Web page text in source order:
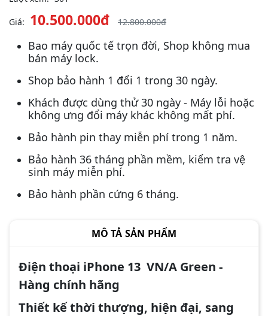
Giá: 10.500.000đ 12.800.000đ
Bao máy quốc tế trọn đời, Shop không mua
bán máy lock.
Shop bảo hành 1 đổi 1 trong 30 ngày.
Khách được dùng thử 30 ngày - Máy lỗi hoặc
không ưng đổi máy khác không mất phí.
Bảo hành pin thay miễn phí trong 1 năm.
Bảo hành 36 tháng phần mềm, kiểm tra vệ
sinh máy miễn phí.
Bảo hành phần cứng 6 tháng.
MÔ TẢ SẢN PHẨM
Điện thoại iPhone 13 VN/A Green -
Hàng chính hãng
Thiết kế thời thượng, hiện đại, sang